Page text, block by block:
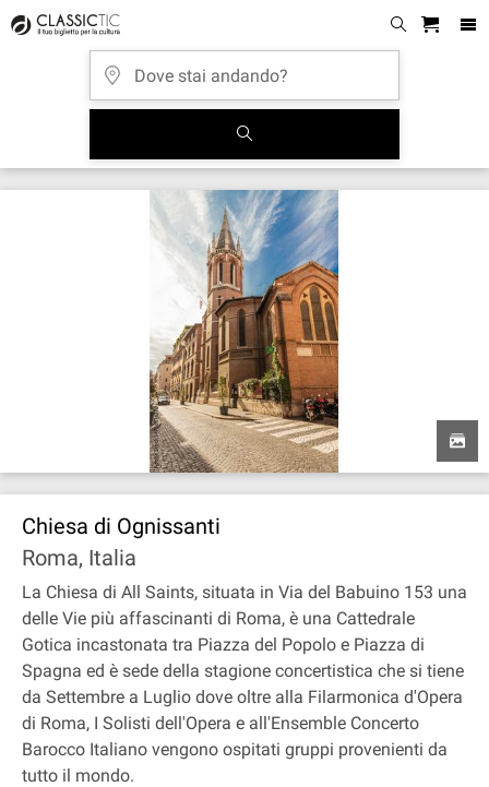
Chiesa di Ognissanti
Roma, Italia
La Chiesa di All Saints, situata in Via del Babuino 153 una
delle Vie più affascinanti di Roma, è una Cattedrale
Gotica incastonata tra Piazza del Popolo e Piazza di
Spagna ed è sede della stagione concertistica che si tiene
da Settembre a Luglio dove oltre alla Filarmonica d'Opera
di Roma, I Solisti dell'Opera e all'Ensemble Concerto
Barocco Italiano vengono ospitati gruppi provenienti da
tutto il mondo.